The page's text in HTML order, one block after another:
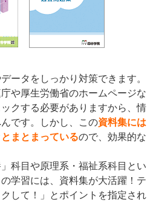
ータをしっかり対策できます。
や厚生労働省のホームページな
クする必要がありますから、情
です。しかし、この資料集には
まとまっているので、効果的な
科目や原理系・福祉系科目とい
学習には、資料集が大活躍！テ
して！」とポイントを指定され